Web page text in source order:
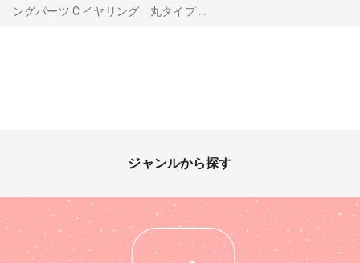
ングパーツ C イヤリング 丸タイプ ...
ジャンルから探す